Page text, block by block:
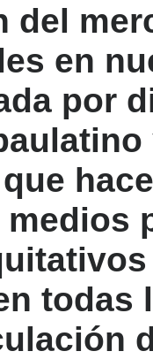
del
en
por
todas